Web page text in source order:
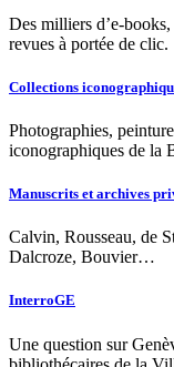
Des milliers d’e-
revues à portée de clic.
Collections
Photographies,
iconographiques de la
Manuscrits et archives
Calvin, Rousseau, de
Dalcroze, Bouvier…
InterroGE
Une question sur